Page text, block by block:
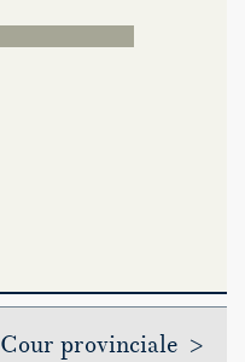
Cour provinciale >